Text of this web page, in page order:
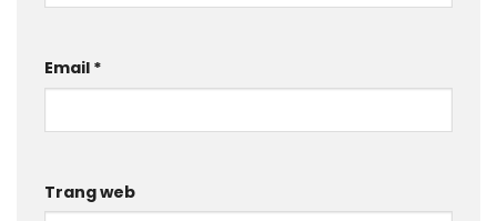
Email *
Trang web